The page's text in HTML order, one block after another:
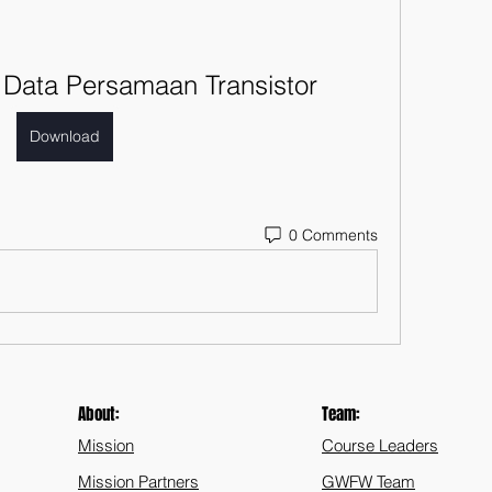
Persamaan Transistor
Download
0 Comments
About:
Mission
Mission Partners
Team:
Course Leaders
GWFW Team